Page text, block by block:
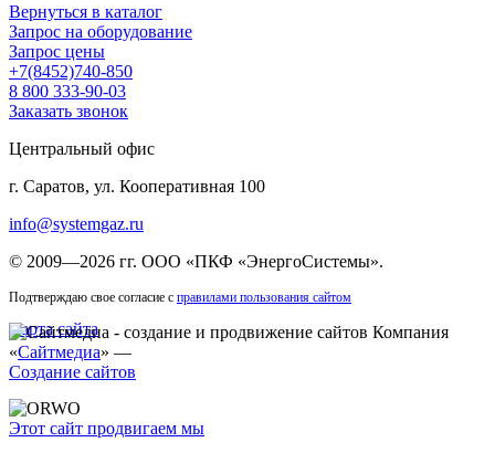
Вернуться в каталог
Запрос на оборудование
Запрос цены
+7(8452)740-850
8 800 333-90-03
Заказать звонок
Центральный офис
г. Саратов, ул. Кооперативная 100
info@systemgaz.ru
© 2009—2026 гг. ООО «ПКФ «ЭнергоСистемы».
Подтверждаю свое согласие с правилами пользования сайтом
Карта сайта
Компания
«Сайтмедиа» —
Создание сайтов
Этот сайт продвигаем мы